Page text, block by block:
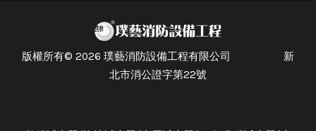
版權所有© 2026 璞藝消防設備工程有限公司 新
北市消公證字第22號